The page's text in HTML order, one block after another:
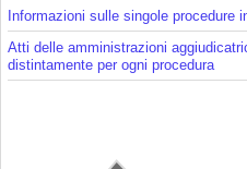
Informazioni sulle singole procedure
Atti delle amministrazioni
distintamente per ogni procedura